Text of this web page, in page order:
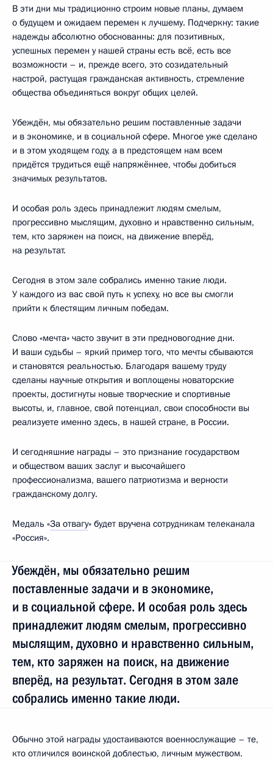
В эти дни мы традиционно строим новые планы, думаем
о будущем и ожидаем перемен к лучшему. Подчеркну: такие
надежды абсолютно обоснованны: для позитивных,
успешных перемен у нашей страны есть всё, есть все
возможности – и, прежде всего, это созидательный
настрой, растущая гражданская активность, стремление
общества объединяться вокруг общих целей.
Убеждён, мы обязательно решим поставленные задачи
и в экономике, и в социальной сфере. Многое уже сделано
и в этом уходящем году, а в предстоящем нам всем
придётся трудиться ещё напряжённее, чтобы добиться
значимых результатов.
И особая роль здесь принадлежит людям смелым,
прогрессивно мыслящим, духовно и нравственно сильным,
тем, кто заряжен на поиск, на движение вперёд,
на результат.
Сегодня в этом зале собрались именно такие люди.
У каждого из вас свой путь к успеху, но все вы смогли
прийти к блестящим личным победам.
Слово «мечта» часто звучит в эти предновогодние дни.
И ваши судьбы – яркий пример того, что мечты сбываются
и становятся реальностью. Благодаря вашему труду
сделаны научные открытия и воплощены новаторские
проекты, достигнуты новые творческие и спортивные
высоты, и, главное, свой потенциал, свои способности вы
реализуете именно здесь, в нашей стране, в России.
И сегодняшние награды – это признание государством
и обществом ваших заслуг и высочайшего
профессионализма, вашего патриотизма и верности
гражданскому долгу.
Медаль «За отвагу» будет вручена сотрудникам телеканала
«Россия».
Убеждён, мы обязательно решим
поставленные задачи и в экономике,
и в социальной сфере. И особая роль здесь
принадлежит людям смелым, прогрессивно
мыслящим, духовно и нравственно сильным,
тем, кто заряжен на поиск, на движение
вперёд, на результат. Сегодня в этом зале
собрались именно такие люди.
Обычно этой награды удостаиваются военнослужащие – те,
кто отличился воинской доблестью, личным мужеством.